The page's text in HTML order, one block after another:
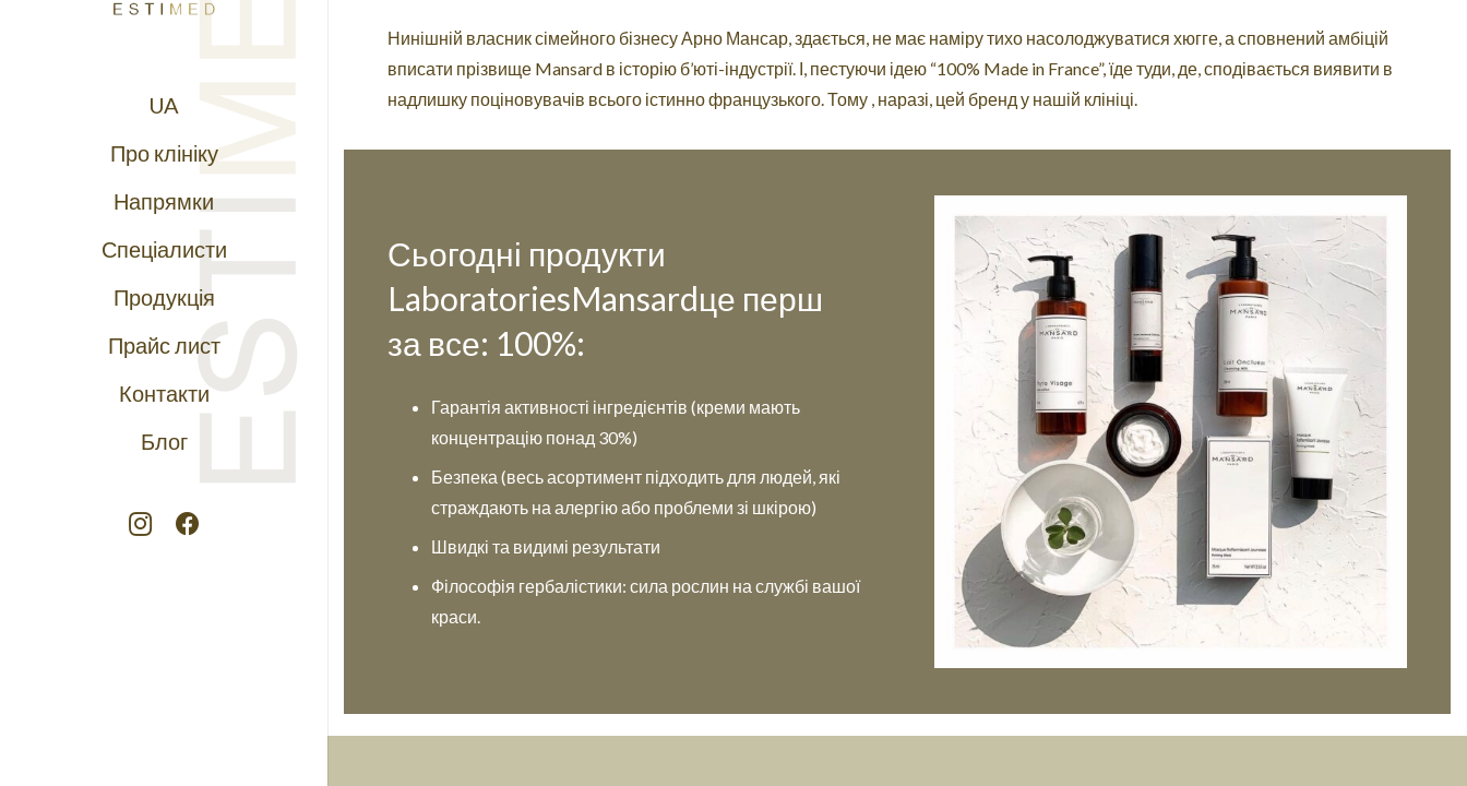
UA
Про клініку
Напрямки
Спеціалисти
Продукція
Прайс лист
Контакти
Блог
Нинішній власник сімейного бізнесу Арно Мансар, здається, не має наміру тихо насолоджуватися хюгге, а сповнений амбіцій
вписати прізвище Mansard в історію б’юті-індустрії. І, пестуючи ідею “100% Made in France”, їде туди, де, сподівається виявити в
надлишку поціновувачів всього істинно французького. Тому , наразі, цей бренд у нашій клініці.
Сьогодні продукти
LaboratoriesMansardце перш
за все: 100%:
Гарантія активності інгредієнтів (креми мають
концентрацію понад 30%)
Безпека (весь асортимент підходить для людей, які
страждають на алергію або проблеми зі шкірою)
Швидкі та видимі результати
Філософія гербалістики: сила рослин на службі вашої
краси.